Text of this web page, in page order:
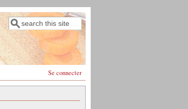
Formulaire de recherche
Rechercher
Se connecter